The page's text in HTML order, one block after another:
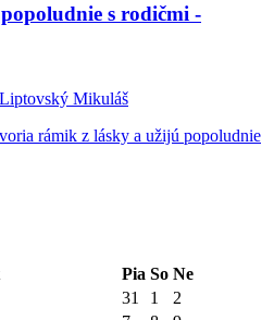
s rodičmi -
Mikuláš
rámik z lásky a užijú popoludnie
Pia So Ne
31 1
2